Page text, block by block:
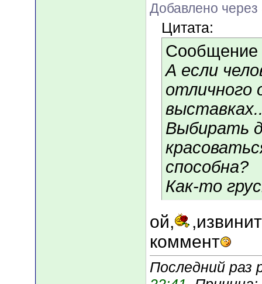
Добавлено
Цитата:
Сообщение
А если
отличного
Выбирать
способна?
Как-то
ой,
коммент
Последний раз